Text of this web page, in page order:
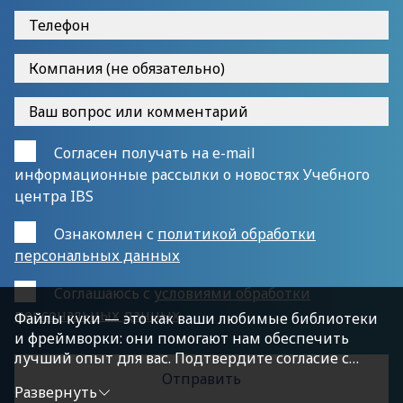
Согласен получать на e-mail
информационные рассылки о новостях Учебного
центра IBS
Ознакомлен с политикой обработки
персональных данных
Cоглашаюсь сусловиями обработки
персональных данных
Файлы куки — это как ваши любимые библиотеки
и фреймворки: они помогают нам обеспечить
лучший опыт для вас. Подтвердите согласие с
политикой конфиденциальности, нажав
«Принимаю условия», чтобы продолжить.
Развернуть